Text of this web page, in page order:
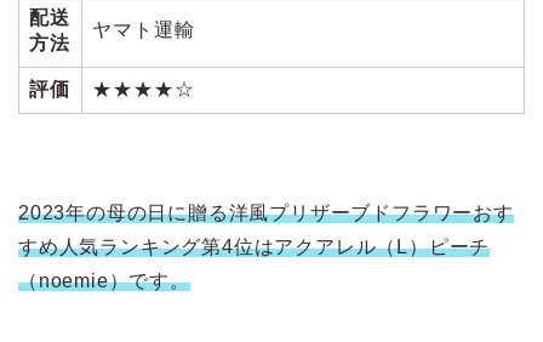
配送
方法
ヤマト運輸
評価 ★★★★☆
2023年の母の日に贈る洋風プリザーブドフラワーおす
すめ人気ランキング第4位はアクアレル（L）ピーチ
（noemie）です。